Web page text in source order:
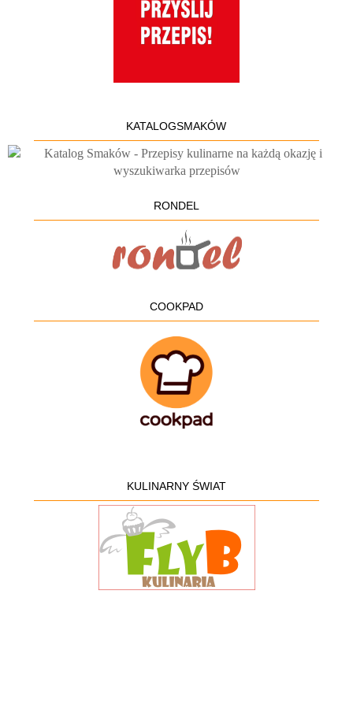
KATALOGSMAKÓW
RONDEL
COOKPAD
KULINARNY ŚWIAT